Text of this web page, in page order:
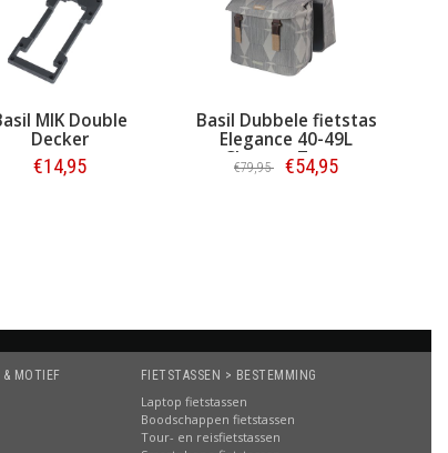
Dubbele fietstas
Elegance 40-49L
Chateau Taupe
€79,95 €54,95
Basil MIK 2.0
adapterplaat
€19,95
& MOTIEF FIETSTASSEN > BESTEMMING
Laptop fietstassen
Boodschappen fietstassen
Tour- en reisfietstassen